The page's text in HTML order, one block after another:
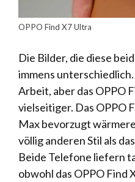
OPPO Find X7 Ultra
Die Bilder, die diese
immens
Arbeit, aber das OPPO
vielseitiger. Das OPPO
Max bevorzugt
völlig anderen Stil als
Beide Telefone liefern
obwohl das OPPO Find